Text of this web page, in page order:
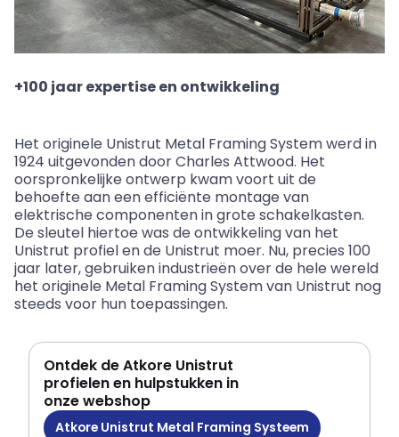
+100 jaar expertise en ontwikkeling
Het originele Unistrut Metal Framing System werd in
1924 uitgevonden door Charles Attwood. Het
oorspronkelijke ontwerp kwam voort uit de
behoefte aan een efficiënte montage van
elektrische componenten in grote schakelkasten.
De sleutel hiertoe was de ontwikkeling van het
Unistrut profielen de Unistrut moer. Nu, precies 100
jaar later, gebruiken industrieën over de hele wereld
het originele Metal Framing System van Unistrut nog
steeds voor hun toepassingen.
Ontdek de Atkore Unistrut
profielen en hulpstukken in
onze webshop
Atkore Unistrut Metal Framing Systeem